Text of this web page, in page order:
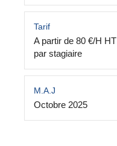
Tarif
A partir de 80 €/H HT
par stagiaire
M.A.J
Octobre 2025